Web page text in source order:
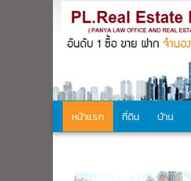
หน้าแรก ที่ดิน บ้าน